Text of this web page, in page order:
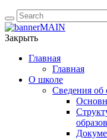
Закрыть
Главная
Главная
О школе
Сведения об